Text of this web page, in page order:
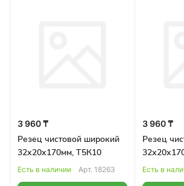
3 960 ₸
Резец чистовой широкий
32х20х170мм, Т5К10
Есть в наличии Арт. 18263
3 960 ₸
Резец
Есть в